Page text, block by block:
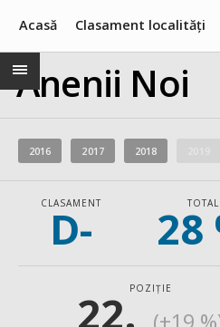
Acasă Clasament localități
Anenii Noi
2016 2017 2018
CLASAMENT
D- TOTAL
28
POZIȚIE
22.